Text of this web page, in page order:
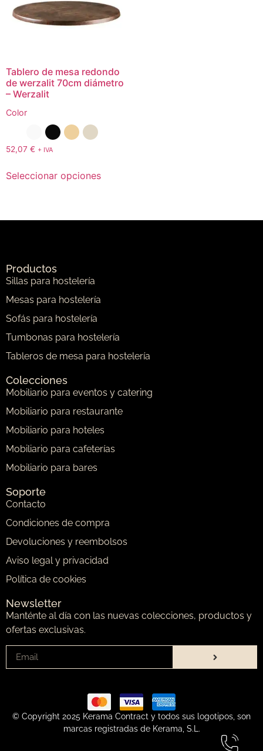
Tablero de mesa redondo
de werzalit 70cm diámetro
– Werzalit
Color
52,07 € + IVA
Seleccionar opciones
Productos
Sillas para hostelería
Mesas para hostelería
Sofás para hostelería
Tumbonas para hostelería
Tableros de mesa para hostelería
Colecciones
Mobiliario para eventos y catering
Mobiliario para restaurante
Mobiliario para hoteles
Mobiliario para cafeterías
Mobiliario para bares
Soporte
Contacto
Condiciones de compra
Devoluciones y reembolsos
Aviso legal y privacidad
Política de cookies
Newsletter
Manténte al día con las nuevas colecciones, productos y
ofertas exclusivas.
© Copyright 2025 Kerama Contract y todos sus logotipos, son
marcas registradas de Kerama, S.L.